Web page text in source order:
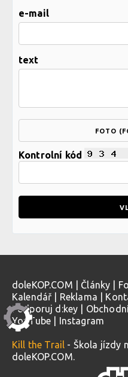
e-mail
text
FOTO
Kontrolní kód
doleKOP.COM Články
Kalendář
Reklama
Podporuj d:key
YouTube
Instagram
Kill the Trail - Škola jízdy
doleKOP.COM.